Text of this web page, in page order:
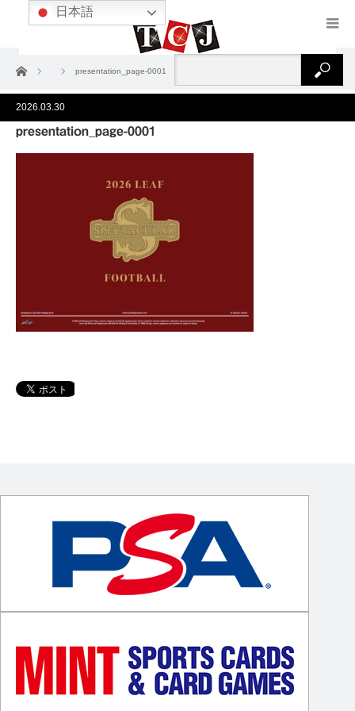
ホーム presentation_page-0001
2026.03.30
presentation_page-0001
日本語